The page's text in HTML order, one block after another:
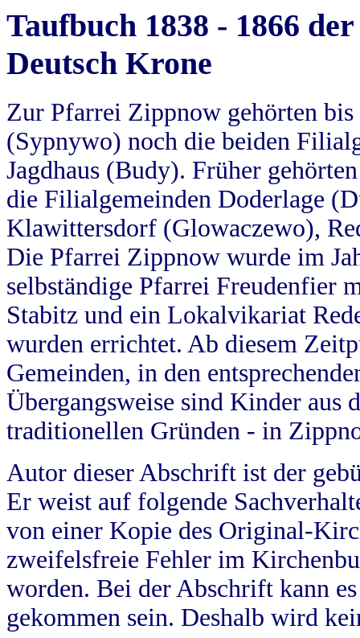
Taufbuch 1838 - 1866
Deutsch Krone
Zur Pfarrei Zippnow gehörten
(Sypnywo) noch die beiden
Jagdhaus (Budy). Früher
die Filialgemeinden Doderlage
Klawittersdorf (Glowaczewo),
Die Pfarrei Zippnow wurde im
selbständige Pfarrei Freudenfier
Stabitz und ein Lokalvikariat
wurden errichtet. Ab diesem
Gemeinden, in den
Übergangsweise sind Kinder aus
traditionellen Gründen - in
Autor dieser Abschrift ist der
Er weist auf folgende
von einer Kopie des Original-
zweifelsfreie Fehler im
worden. Bei der Abschrift kann
gekommen sein. Deshalb wird